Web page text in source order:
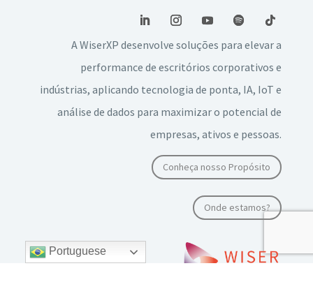
A WiserXP desenvolve soluções para elevar a
performance de escritórios corporativos e
indústrias, aplicando tecnologia de ponta, IA, IoT e
análise de dados para maximizar o potencial de
empresas, ativos e pessoas.
Conheça nosso Propósito
Onde estamos?
Portuguese